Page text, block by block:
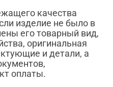
качества
изделие не было в
его товарный вид,
оригинальная
и детали, а
оплаты.